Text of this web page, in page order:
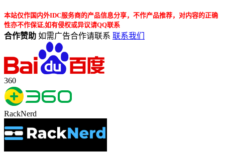
本站仅作国内外IDC服务商的产品信息分享，不作产品推荐，对内容的正确
性亦不作保证,如有侵权或异议请QQ联系
合作赞助 如需广告合作请联系 联系我们
360
RackNerd